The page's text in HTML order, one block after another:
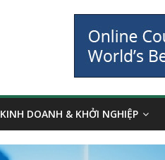
KINH DOANH & KHỞI NGHIỆP